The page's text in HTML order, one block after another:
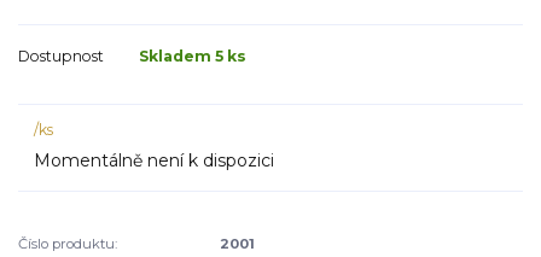
Dostupnost Skladem 5 ks
/ks
Momentálně není k dispozici
Číslo produktu:
2001